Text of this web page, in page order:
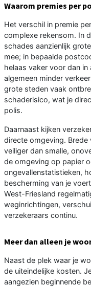
Waarom premies per
Het verschil in premie
complexe rekensom. In
schades aanzienlijk
mee; in bepaalde
helaas vaker voor dan
algemeen minder
grote steden vaak
schaderisico, wat je
polis.
Daarnaast kijken
directe omgeving.
veiliger dan smalle,
de omgeving op papier
ongevallenstatistieken,
bescherming van je
West-Friesland
weginrichtingen,
verzekeraars continu.
Meer dan alleen je
Naast de plek waar je
de uiteindelijke kosten.
aangezien beginnende